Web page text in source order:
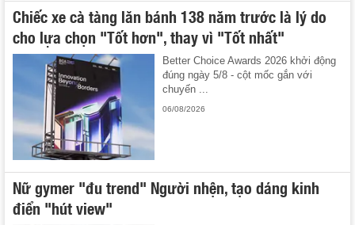
Chiếc xe cà tàng lăn bánh 138 năm trước là lý do
cho lựa chọn "Tốt hơn", thay vì "Tốt nhất"
Better Choice Awards 2026 khởi động
đúng ngày 5/8 - cột mốc gắn với
chuyến ...
06/08/2026
Nữ gymer "đu trend" Người nhện, tạo dáng kinh
điển "hút view"